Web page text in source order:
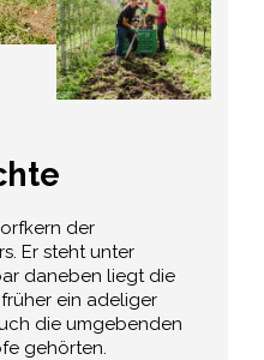
der
Er steht unter
daneben liegt die
ein adeliger
die umgebenden
gehörten.